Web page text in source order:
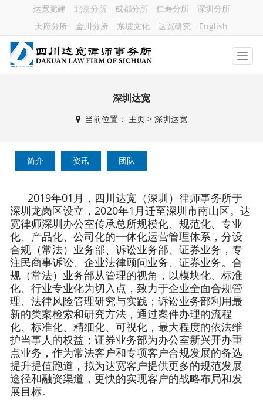
达宽党建 北京分所 成都分所 仁寿分所
深圳分所
天府分所
金川分所 东坡文化 达宽研究 English
深圳达宽
当前位置： 主页> 深圳达宽
简介 资讯 团队
2019年01月，四川达宽（深圳）律师事务所于
深圳龙岗区设立，2020年1月迁至深圳市南山区。达
宽律师深圳办公室传承总所规模化、规范化、专业
化、产品化、公司化的一体化运营管理体系，分设
合规（常法）业务部、诉讼业务部、证券业务，专
注民商事诉讼、企业法律顾问业务、证券业务。合
规（常法）业务部从管理的视角，以模块化、标准
化、行业专业化为切入点，致力于企业全面合规管
理、法律风险管理研究与实践；诉讼业务部利用最
新的类案检索和研究方法，通过案件办理的流程
化、标准化、精细化、可视化，最大程度的依法维
护当事人的权益；证券业务部为办公室新兴开办重
点业务，作为常法客户和专项客户合规发展的备选
提升提值跑道，拟为达宽客户提供更多的规范发展
途径和融资渠道，更快的实现客户的战略布局和发
展目标。